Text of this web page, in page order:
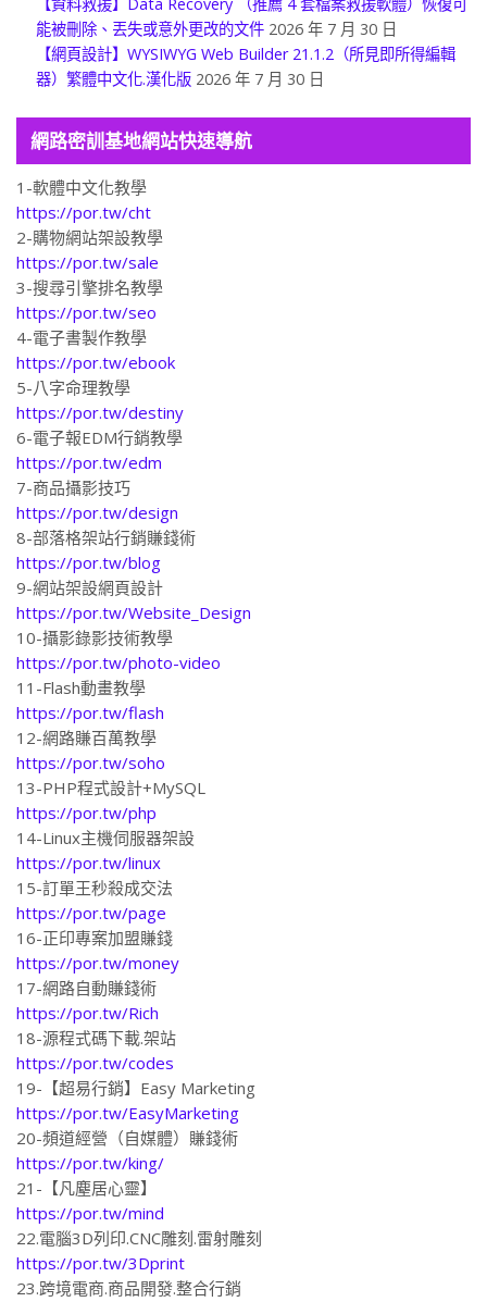
能被刪除、丟失或意外更改的文件 2026 年 7 月 30 日
【網頁設計】WYSIWYG Web Builder 21.1.2（所見即所得編輯
器）繁體中文化.漢化版 2026 年 7 月 30 日
網路密訓基地網站快速導航
1-軟體中文化教學
https://por.tw/cht
2-購物網站架設教學
https://por.tw/sale
3-搜尋引擎排名教學
https://por.tw/seo
4-電子書製作教學
https://por.tw/ebook
5-八字命理教學
https://por.tw/destiny
6-電子報EDM行銷教學
https://por.tw/edm
7-商品攝影技巧
https://por.tw/design
8-部落格架站行銷賺錢術
https://por.tw/blog
9-網站架設網頁設計
https://por.tw/Website_Design
10-攝影錄影技術教學
https://por.tw/photo-video
11-Flash動畫教學
https://por.tw/flash
12-網路賺百萬教學
https://por.tw/soho
13-PHP程式設計+MySQL
https://por.tw/php
14-Linux主機伺服器架設
https://por.tw/linux
15-訂單王秒殺成交法
https://por.tw/page
16-正印專案加盟賺錢
https://por.tw/money
17-網路自動賺錢術
https://por.tw/Rich
18-源程式碼下載.架站
https://por.tw/codes
19-【超易行銷】Easy Marketing
https://por.tw/EasyMarketing
20-頻道經營（自媒體）賺錢術
https://por.tw/king/
21-【凡塵居心靈】
https://por.tw/mind
22.電腦3D列印.CNC雕刻.雷射雕刻
https://por.tw/3Dprint
23.跨境電商.商品開發.整合行銷